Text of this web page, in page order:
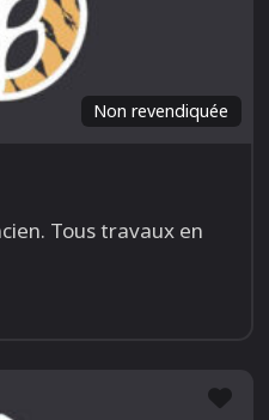
Non revendiquée
Tous travaux en